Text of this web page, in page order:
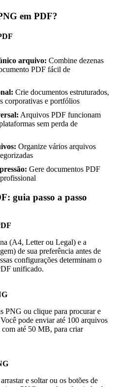
em PDF?
arquivo: Combine dezenas
PDF fácil de
: Crie documentos estruturados,
corporativas e portfólios
: Arquivos PDF funcionam
sem perda de
: Organize vários arquivos
: Gere documentos PDF
guia passo a passo
(A4, Letter ou Legal) e a
de sua preferência antes de
configurações determinam o
unificado.
PNG ou clique para procurar e
pode enviar até 100 arquivos
até 50 MB, para criar
e soltar ou os botões de